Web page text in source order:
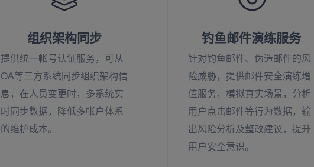
组织架构同步
提供统一帐号认证服务，可从
OA等三方系统同步组织架构信
息，在人员变更时，多系统实
时同步数据，降低多帐户体系
的维护成本。
钓鱼邮件演练服务
针对钓鱼邮件、伪造邮件的风
险威胁，提供邮件安全演练增
值服务，模拟真实场景，分析
用户点击邮件等行为数据，输
出风险分析及整改建议，提升
用户安全意识。